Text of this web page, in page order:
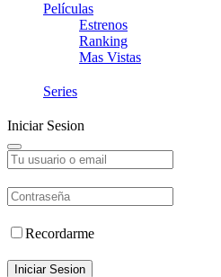
Películas
Estrenos
Ranking
Mas Vistas
Series
Iniciar Sesion
Recordarme
Iniciar Sesion